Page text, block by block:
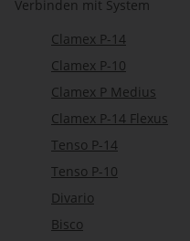
Verbinden mit System
Clamex P-14
Clamex P-10
Clamex P Medius
Clamex P-14 Flexus
Tenso P-14
Tenso P-10
Divario
Bisco